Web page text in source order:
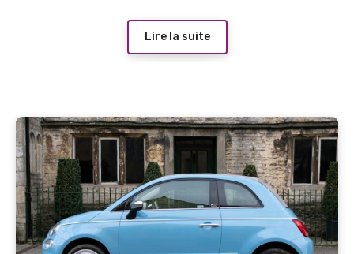
Lire la suite